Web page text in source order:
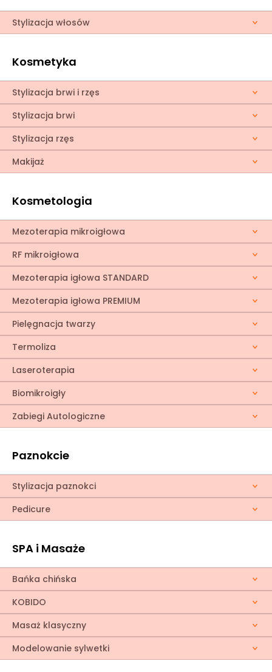
Stylizacja włosów
Kosmetyka
Stylizacja brwi i rzęs
Stylizacja brwi
Stylizacja rzęs
Makijaż
Kosmetologia
Mezoterapia mikroigłowa
RF mikroigłowa
Mezoterapia igłowa STANDARD
Mezoterapia igłowa PREMIUM
Pielęgnacja twarzy
Termoliza
Laseroterapia
Biomikroigły
Zabiegi Autologiczne
Paznokcie
Stylizacja paznokci
Pedicure
SPA i Masaże
Bańka chińska
KOBIDO
Masaż klasyczny
Modelowanie sylwetki